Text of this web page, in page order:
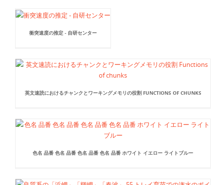
衝突速度の推定 - 自研センター
英文速読におけるチャンクとワーキングメモリの役割 FUNCTIONS OF CHUNKS
色名 品番 色名 品番 色名 品番 色名 品番 ホワイト イエロー ライトブルー